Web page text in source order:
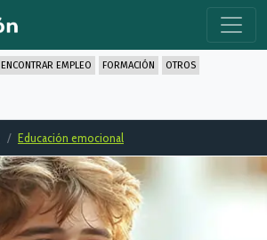
ENCONTRAR EMPLEO FORMACIÓN OTROS
Educación emocional